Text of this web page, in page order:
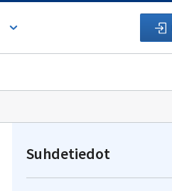
Suhdetiedot